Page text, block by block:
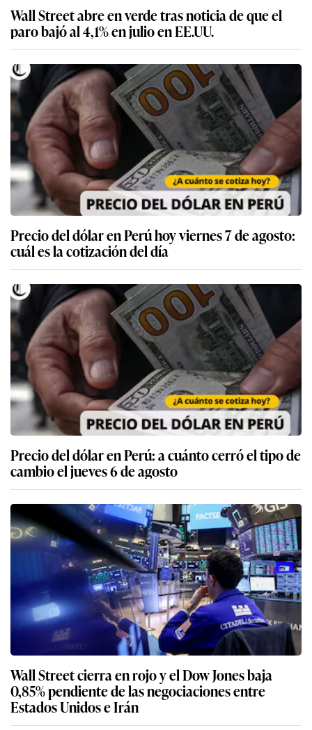
Wall Street abre en verde tras noticia de que el
paro bajó al 4,1% en julio en EE.UU.
Precio del dólar en Perú hoy viernes 7 de agosto:
cuál es la cotización del día
Precio del dólar en Perú: a cuánto cerró el tipo de
cambio el jueves 6 de agosto
Wall Street cierra en rojo y el Dow Jones baja
0,85% pendiente de las negociaciones entre
Estados Unidos e Irán